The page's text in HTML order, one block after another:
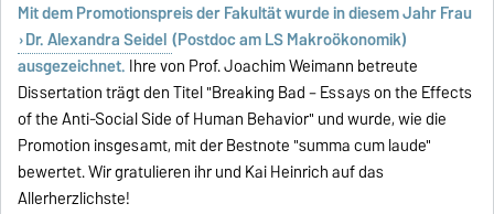
Mit dem Promotionspreis der Fakultät wurde in diesem Jahr Frau
Dr. Alexandra Seidel (Postdoc am LS Makroökonomik)
ausgezeichnet. Ihre von Prof. Joachim Weimann betreute
Dissertation trägt den Titel "Breaking Bad – Essays on the Effects
of the Anti-Social Side of Human Behavior" und wurde, wie die
Promotion insgesamt, mit der Bestnote "summa cum laude"
bewertet. Wir gratulieren ihr und Kai Heinrich auf das
Allerherzlichste!